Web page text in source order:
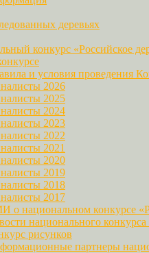
деревьях
конкурс «Российское
и условия проведения
2026
2025
2024
2023
2022
2021
2020
2019
2018
2017
о национальном конкурсе
национального конкурса
рисунков
партнеры